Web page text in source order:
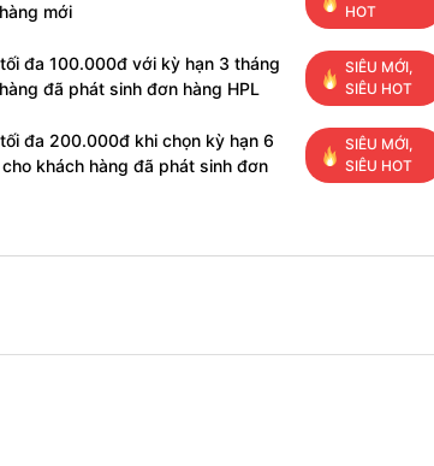
mới
HOT
tối đa 100.000đ với kỳ hạn 3 tháng
đã phát sinh đơn hàng HPL
SIÊU MỚI,
SIÊU HOT
tối đa 200.000đ khi chọn kỳ hạn 6
khách hàng đã phát sinh đơn
SIÊU MỚI,
SIÊU HOT